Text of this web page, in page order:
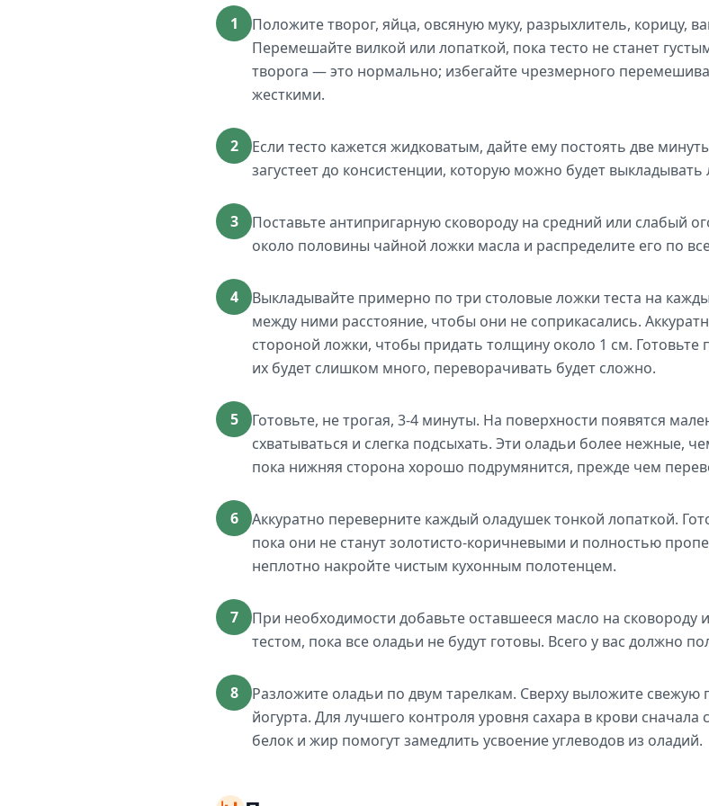
1
Положите творог, яйца, овсяную муку, разрыхлитель, корицу,
Перемешайте вилкой или лопаткой, пока тесто не станет
творога — это нормально; избегайте чрезмерного
жесткими.
2
Если тесто кажется жидковатым, дайте ему постоять две
загустеет до консистенции, которую можно будет выкладывать
3
Поставьте антипригарную сковороду на средний или слабый
около половины чайной ложки масла и распределите его по
4
Выкладывайте примерно по три столовые ложки теста на
между ними расстояние, чтобы они не соприкасались.
стороной ложки, чтобы придать толщину около 1 см.
их будет слишком много, переворачивать будет сложно.
5
Готовьте, не трогая, 3-4 минуты. На поверхности появятся
схватываться и слегка подсыхать. Эти оладьи более нежные,
пока нижняя сторона хорошо подрумянится, прежде чем
6
Аккуратно переверните каждый оладушек тонкой лопаткой.
пока они не станут золотисто-коричневыми и полностью
неплотно накройте чистым кухонным полотенцем.
7
При необходимости добавьте оставшееся масло на сковороду
тестом, пока все оладьи не будут готовы. Всего у вас должно
8
Разложите оладьи по двум тарелкам. Сверху выложите свежую
йогурта. Для лучшего контроля уровня сахара в крови
белок и жир помогут замедлить усвоение углеводов из оладий.